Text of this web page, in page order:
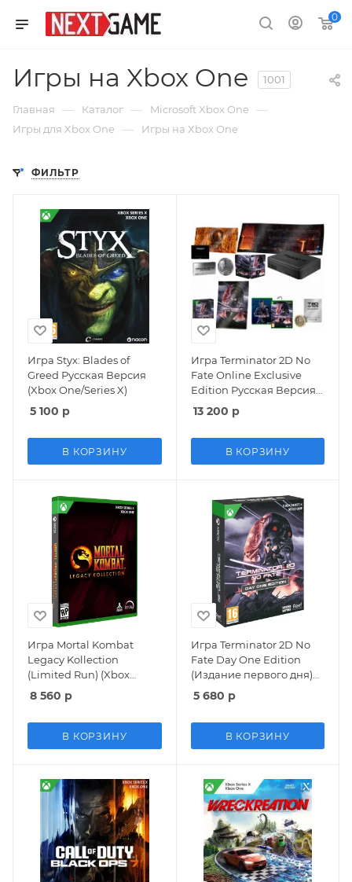
0
Игры на Xbox One 1001
Главная — Каталог — Microsoft Xbox One —
Игры для Xbox One — Игры на Xbox One
ФИЛЬТР
Игра Styx: Blades of
Greed Русская Версия
(Xbox One/Series X)
5 100 р
В КОРЗИНУ
Игра Terminator 2D No
Fate Online Exclusive
Edition Русская Версия
(Xbox One/Series X)
13 200 р
В КОРЗИНУ
Игра Mortal Kombat
Legacy Kollection
(Limited Run) (Xbox
One/Series X)
8 560 р
В КОРЗИНУ
Игра Terminator 2D No
Fate Day One Edition
(Издание первого дня)
Русская Версия (Xbox
One/Series X)
5 680 р
В КОРЗИНУ